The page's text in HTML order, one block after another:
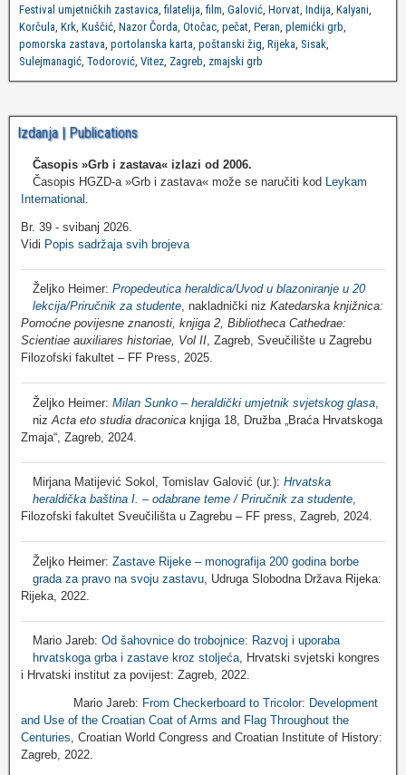
Festival umjetničkih zastavica, filatelija, film, Galović, Horvat, Indija, Kalyani,
Korčula, Krk, Kuščić, Nazor Čorda, Otočac, pečat, Peran, plemićki grb,
pomorska zastava, portolanska karta, poštanski žig, Rijeka, Sisak,
Sulejmanagić, Todorović, Vitez, Zagreb, zmajski grb
Izdanja | Publications
Časopis »Grb i zastava« izlazi od 2006.
Časopis HGZD-a »Grb i zastava« može se naručiti kod Leykam
International
Br. 39 - svibanj 2026.
Vidi Popis sadržaja svih brojeva
Željko Heimer: Propedeutica heraldica/Uvod u blazoniranje u 20
lekcija/Priručnik za studente, nakladnički niz Katedarska knjižnica:
Pomoćne povijesne znanosti, knjiga 2, Bibliotheca Cathedrae:
Scientiae auxiliares historiae, Vol II, Zagreb, Sveučilište u Zagrebu
Filozofski fakultet – FF Press, 2025.
Željko Heimer: Milan Sunko – heraldički umjetnik svjetskog glasa
niz Acta eto studia draconica knjiga 18, Družba „Braća Hrvatskoga
Zmaja“, Zagreb, 2024.
Mirjana Matijević Sokol, Tomislav Galović (ur.): Hrvatska
heraldička baština I. – odabrane teme / Priručnik za studente,
Filozofski fakultet Sveučilišta u Zagrebu – FF press, Zagreb, 2024.
Željko Heimer: Zastave Rijeke – monografija 200 godina borbe
grada za pravo na svoju zastavu , Udruga Slobodna Država Rijeka:
Rijeka, 2022.
Mario Jareb: Od šahovnice do trobojnice: Razvoj i uporaba
hrvatskoga grba i zastave kroz stoljeća, Hrvatski svjetski kongres
i Hrvatski institut za povijest: Zagreb, 2022.
Mario Jareb: From Checkerboard to Tricolor: Development
and Use of the Croatian Coat of Arms and Flag Throughout the
Centuries, Croatian World Congress and Croatian Institute of History:
Zagreb, 2022.